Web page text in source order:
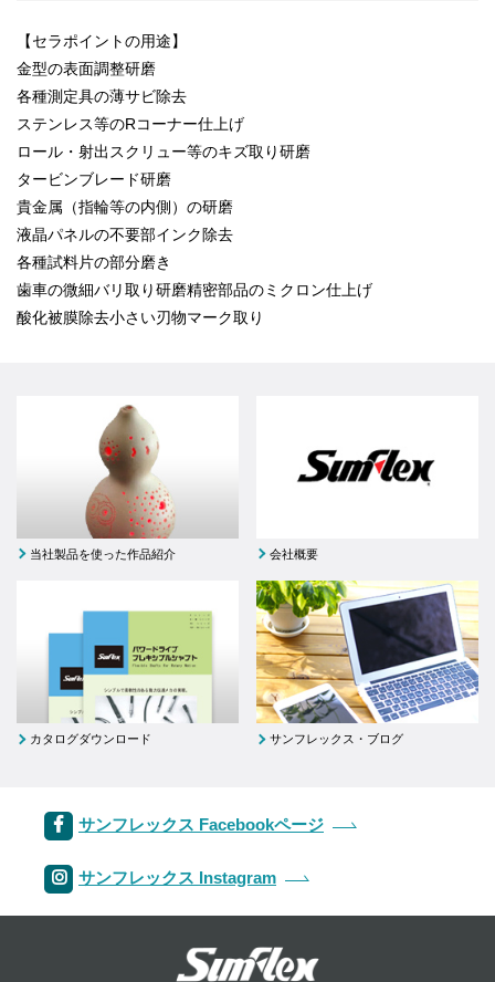
【セラポイントの用途】
金型の表面調整研磨
各種測定具の薄サビ除去
ステンレス等のRコーナー仕上げ
ロール・射出スクリュー等のキズ取り研磨
タービンブレード研磨
貴金属（指輪等の内側）の研磨
液晶パネルの不要部インク除去
各種試料片の部分磨き
歯車の微細バリ取り研磨精密部品のミクロン仕上げ
酸化被膜除去小さい刃物マーク取り
当社製品を使った作品紹介 会社概要
カタログダウンロード サンフレックス・ブログ
サンフレックス Facebookページ
サンフレックス Instagram